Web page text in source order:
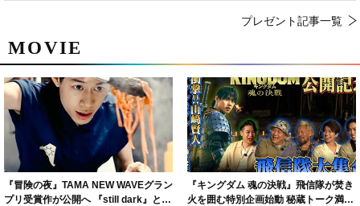
MOVIE
『冒険の夜』TAMA NEW WAVEグラン
プリ受賞作が公開へ 『still dark』と同
『キングダム 魂の決戦』飛信隊が焚き
火を囲む特別企画始動 秘蔵トーク満載
プレゼント記事一覧